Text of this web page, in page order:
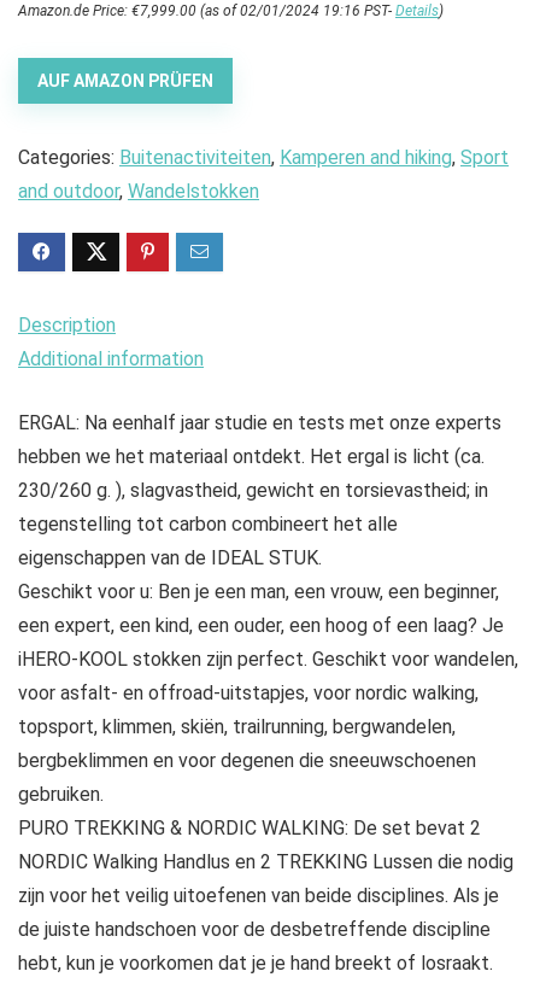
Amazon.de Price: €7,999.00 (as of 02/01/2024 19:16 PST- Details)
AUF AMAZON PRÜFEN
Categories: Buitenactiviteiten, Kamperen and hiking, Sport
and outdoor, Wandelstokken
Description
Additional information
ERGAL: Na eenhalf jaar studie en tests met onze experts
hebben we het materiaal ontdekt. Het ergal is licht (ca.
230/260 g. ), slagvastheid, gewicht en torsievastheid; in
tegenstelling tot carbon combineert het alle
eigenschappen van de IDEAL STUK.
Geschikt voor u: Ben je een man, een vrouw, een beginner,
een expert, een kind, een ouder, een hoog of een laag? Je
iHERO-KOOL stokken zijn perfect. Geschikt voor wandelen,
voor asfalt- en offroad-uitstapjes, voor nordic walking,
topsport, klimmen, skiën, trailrunning, bergwandelen,
bergbeklimmen en voor degenen die sneeuwschoenen
gebruiken.
PURO TREKKING & NORDIC WALKING: De set bevat 2
NORDIC Walking Handlus en 2 TREKKING Lussen die nodig
zijn voor het veilig uitoefenen van beide disciplines. Als je
de juiste handschoen voor de desbetreffende discipline
hebt, kun je voorkomen dat je je hand breekt of losraakt.